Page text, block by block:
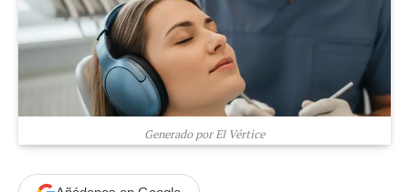
Generado por El Vértice